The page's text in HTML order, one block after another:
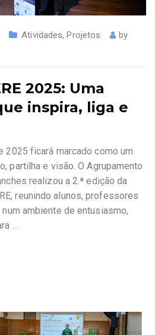
Atividades,Projetos
by
2025: Uma
inspira, liga e
2025 ficará marcado como um
partilha e visão. O Agrupamento
realizou a 2.ª edição da
reunindo alunos, professores
ambiente de entusiasmo,